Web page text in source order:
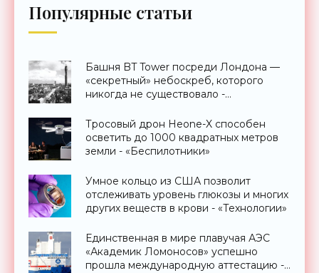
Популярные статьи
Башня BT Tower посреди Лондона —
«секретный» небоскреб, которого
никогда не существовало -
Тросовый дрон Heone-X способен
осветить до 1000 квадратных метров
земли - «Беспилотники»
Умное кольцо из США позволит
отслеживать уровень глюкозы и многих
других веществ в крови - «Технологии»
Единственная в мире плавучая АЭС
«Академик Ломоносов» успешно
прошла международную аттестацию -